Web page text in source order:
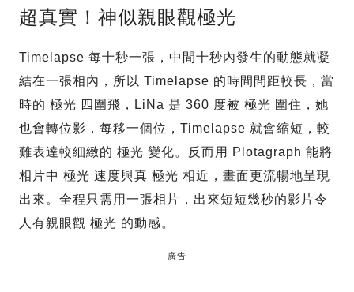
超真實！神似親眼觀極光
Timelapse 每十秒一張，中間十秒內發生的動態就凝
結在一張相內，所以 Timelapse 的時間間距較長，當
時的 極光 四圍飛，LiNa 是 360 度被 極光 圍住，她
也會轉位影，每移一個位，Timelapse 就會縮短，較
難表達較細緻的 極光 變化。反而用 Plotagraph 能將
相片中 極光 速度與真 極光 相近，畫面更流暢地呈現
出來。全程只需用一張相片，出來短短幾秒的影片令
人有親眼觀 極光 的動感。
廣告